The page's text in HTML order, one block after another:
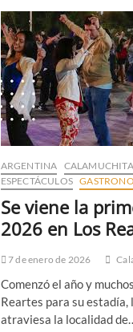
ARGENTINA CALAMUCHITA
ESPECTÁCULOS
Se viene la
2026 en Los
7 de enero de 2026
Comenzó el año y
Reartes para su estadía,
atraviesa la localidad